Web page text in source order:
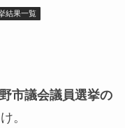
結果一覧
市議会議員選挙の
。